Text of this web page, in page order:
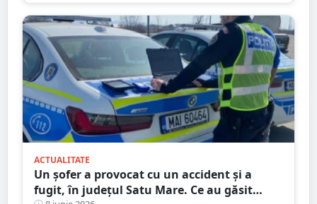
ACTUALITATE
Un șofer a provocat cu un accident și a
fugit, în județul Satu Mare. Ce au găsit